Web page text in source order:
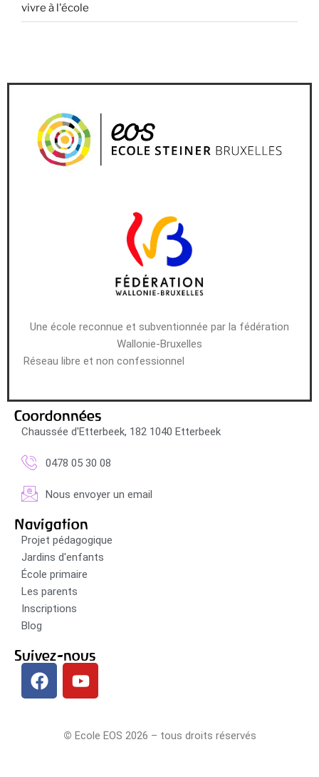
vivre à l'école
Une école reconnue et subventionnée par la fédération
Wallonie-Bruxelles
Réseau libre et non confessionnel
Coordonnées
Chaussée d'Etterbeek, 182 1040 Etterbeek
0478 05 30 08
Nous envoyer un email
Navigation
Projet pédagogique
Jardins d'enfants
École primaire
Les parents
Inscriptions
Blog
Suivez-nous
© Ecole EOS 2026 – tous droits réservés